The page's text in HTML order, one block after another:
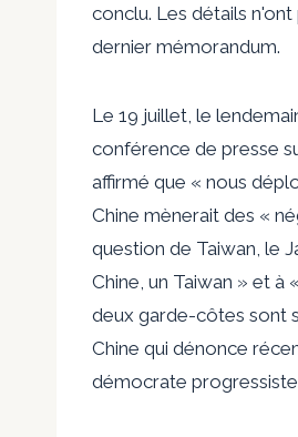
conclu. Les détails
dernier mémorandum.
Le 19 juillet, le
conférence de presse
affirmé que « nous
Chine mènerait des «
question de Taiwan, le
Chine, un Taiwan » et à
deux garde-côtes sont
Chine qui dénonce
démocrate progressiste